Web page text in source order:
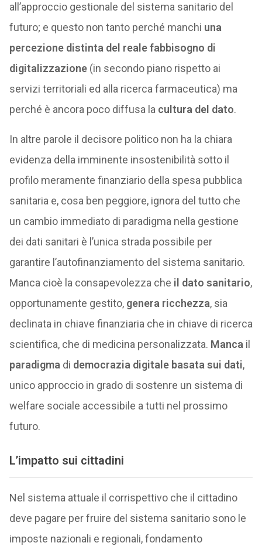
all’approccio gestionale del sistema sanitario del
futuro; e questo non tanto perché manchi una
percezione distinta del reale fabbisogno di
digitalizzazione(in secondo piano rispetto ai
servizi territoriali ed alla ricerca farmaceutica) ma
perché è ancora poco diffusa la cultura del dato.
In altre parole il decisore politico non ha la chiara
evidenza della imminente insostenibilità sotto il
profilo meramente finanziario della spesa pubblica
sanitaria e, cosa ben peggiore, ignora del tutto che
un cambio immediato di paradigma nella gestione
dei dati sanitari è l’unica strada possibile per
garantire l’autofinanziamento del sistema sanitario.
Manca cioè la consapevolezza che il dato sanitario,
opportunamente gestito, genera ricchezza, sia
declinata in chiave finanziaria che in chiave di ricerca
scientifica, che di medicina personalizzata. Mancail
paradigma di democrazia digitale basata sui dati,
unico approccio in grado di sostenre un sistema di
welfare sociale accessibile a tutti nel prossimo
futuro.
L’impatto sui cittadini
Nel sistema attuale il corrispettivo che il cittadino
deve pagare per fruire del sistema sanitario sono le
imposte nazionali e regionali, fondamento